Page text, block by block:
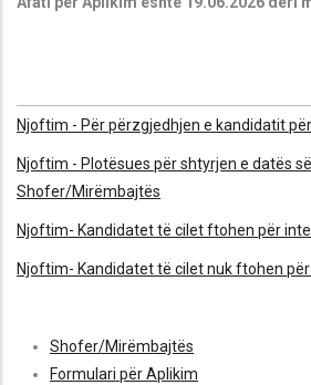
Njoftim - Për përzgjedhjen e kandidatit
Njoftim - Plotësues për shtyrjen e datës
Shofer/Mirëmbajtës
Njoftim- Kandidatet të cilet ftohen për
Njoftim- Kandidatet të cilet nuk ftohen
Shofer/Mirëmbajtës
Formulari për Aplikim